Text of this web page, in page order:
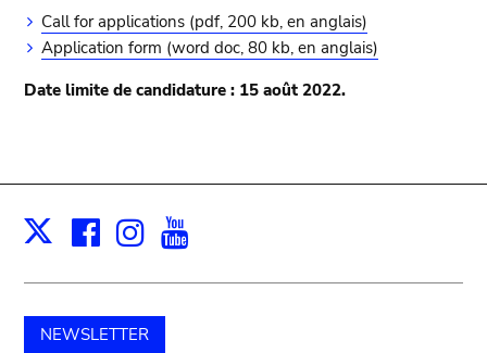
Call for applications (pdf, 200 kb, en anglais)
Application form (word doc, 80 kb, en anglais)
Date limite de candidature : 15 août 2022.
X Facebook
Instagram
NEWSLETTER